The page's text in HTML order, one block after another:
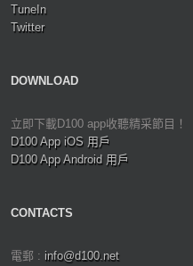
TuneIn
Twitter
DOWNLOAD
立即下載D100 app收聽精采節目！
D100 App iOS 用戶
D100 App Android 用戶
CONTACTS
電郵 : info@d100.net